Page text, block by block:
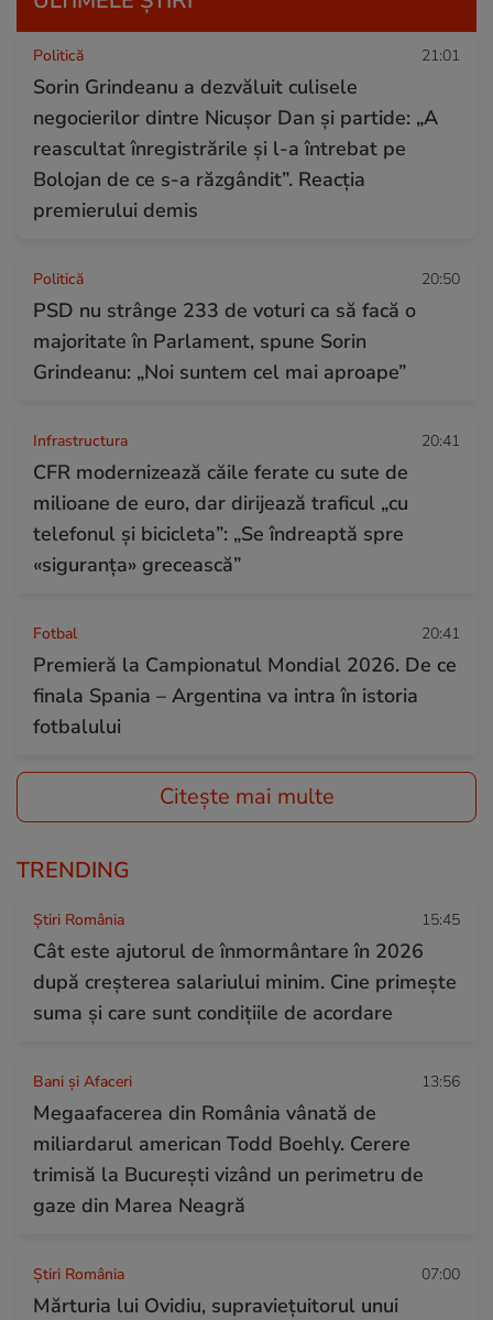
Politică 21:01
Sorin Grindeanu a dezvăluit culisele
negocierilor dintre Nicușor Dan și partide: „A
reascultat înregistrările și l-a întrebat pe
Bolojan de ce s-a răzgândit”. Reacția
premierului demis
Politică 20:50
PSD nu strânge 233 de voturi ca să facă o
majoritate în Parlament, spune Sorin
Grindeanu: „Noi suntem cel mai aproape”
Infrastructura 20:41
CFR modernizează căile ferate cu sute de
milioane de euro, dar dirijează traficul „cu
telefonul și bicicleta”: „Se îndreaptă spre
«siguranța» grecească”
Fotbal 20:41
Premieră la Campionatul Mondial 2026. De ce
finala Spania – Argentina va intra în istoria
fotbalului
Citește mai multe
TRENDING
Știri România 15:45
Cât este ajutorul de înmormântare în 2026
după creșterea salariului minim. Cine primește
suma și care sunt condițiile de acordare
Bani și Afaceri 13:56
Megaafacerea din România vânată de
miliardarul american Todd Boehly. Cerere
trimisă la București vizând un perimetru de
gaze din Marea Neagră
Știri România 07:00
Mărturia lui Ovidiu, supraviețuitorul unui